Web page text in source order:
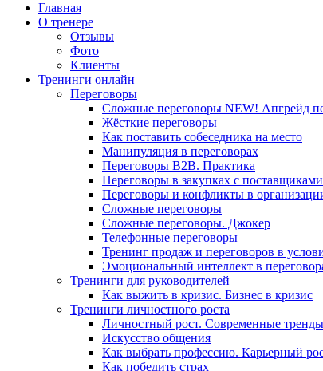
Главная
О тренере
Отзывы
Фото
Клиенты
Тренинги онлайн
Переговоры
Сложные переговоры NEW! Апгрейд
Жёсткие переговоры
Как поставить собеседника на место
Манипуляция в переговорах
Переговоры B2B. Практика
Переговоры в закупках с поставщиками
Переговоры и конфликты в
Сложные переговоры
Сложные переговоры. Джокер
Телефонные переговоры
Тренинг продаж и переговоров в
Эмоциональный интеллект в
Тренинги для руководителей
Как выжить в кризис. Бизнес в кризис
Тренинги личностного роста
Личностный рост. Современные тренды
Искусство общения
Как выбрать профессию. Карьерный
Как победить страх